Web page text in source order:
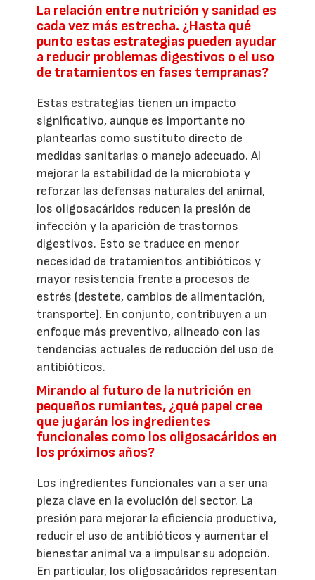
La relación entre nutrición y sanidad es
cada vez más estrecha. ¿Hasta qué
punto estas estrategias pueden ayudar
a reducir problemas digestivos o el uso
de tratamientos en fases tempranas?
Estas estrategias tienen un impacto
significativo, aunque es importante no
plantearlas como sustituto directo de
medidas sanitarias o manejo adecuado. Al
mejorar la estabilidad de la microbiota y
reforzar las defensas naturales del animal,
los oligosacáridos reducen la presión de
infección y la aparición de trastornos
digestivos. Esto se traduce en menor
necesidad de tratamientos antibióticos y
mayor resistencia frente a procesos de
estrés (destete, cambios de alimentación,
transporte). En conjunto, contribuyen a un
enfoque más preventivo, alineado con las
tendencias actuales de reducción del uso de
antibióticos.
Mirando al futuro de la nutrición en
pequeños rumiantes, ¿qué papel cree
que jugarán los ingredientes
funcionales como los oligosacáridos en
los próximos años?
Los ingredientes funcionales van a ser una
pieza clave en la evolución del sector. La
presión para mejorar la eficiencia productiva,
reducir el uso de antibióticos y aumentar el
bienestar animal va a impulsar su adopción.
En particular, los oligosacáridos representan